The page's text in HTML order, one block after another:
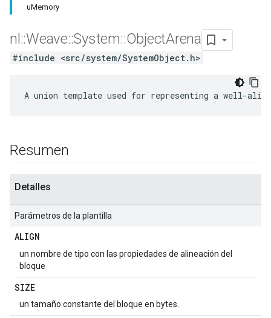
uMemory
nl ::Weave::System::ObjectArena
#include <src/system/SystemObject.h>
A union template used for representing a well-
Resumen
Detalles
Parámetros de la plantilla
ALIGN
un nombre de tipo con las propiedades de alineación del
bloque
SIZE
un tamaño constante del bloque en bytes.